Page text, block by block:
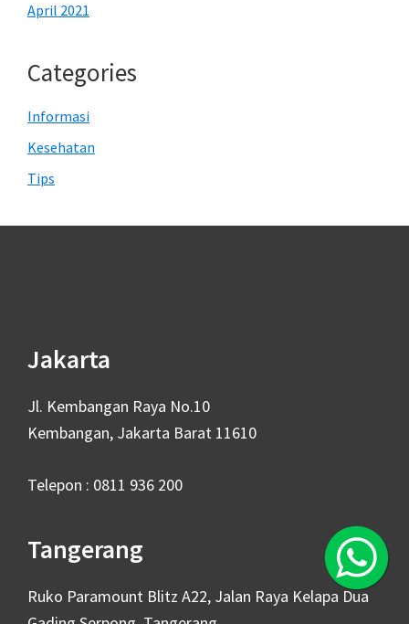
April 2021
Categories
Informasi
Kesehatan
Tips
Jakarta
Jl. Kembangan Raya No.10
Kembangan, Jakarta Barat 11610
Telepon : 0811 936 200
Tangerang
Ruko Paramount Blitz A22, Jalan Raya Kelapa Dua